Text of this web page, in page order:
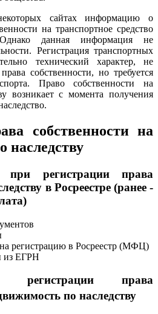
сайтах информацию о
на транспортное средство
данная информация не
Регистрация транспортных
технический характер, не
собственности, но требуется
Право собственности на
возникает с момента получения
собственности на
наследству
при регистрации права
в Росреестре (ранее -
регистрацию в Росреестр (МФЦ)
из ЕГРН
регистрации права
по наследству